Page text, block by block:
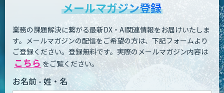
メールマガジン登録
業務の課題解決に繋がる最新DX・AI関連情報をお届けいたしま
す。 メールマガジンの配信をご希望の方は、下記フォームより
ご登録ください。登録無料です。 実際のメールマガジン内容は
こちら をご覧ください。
お名前 - 姓・名